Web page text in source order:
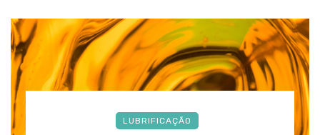
LUBRIFICAÇÃO